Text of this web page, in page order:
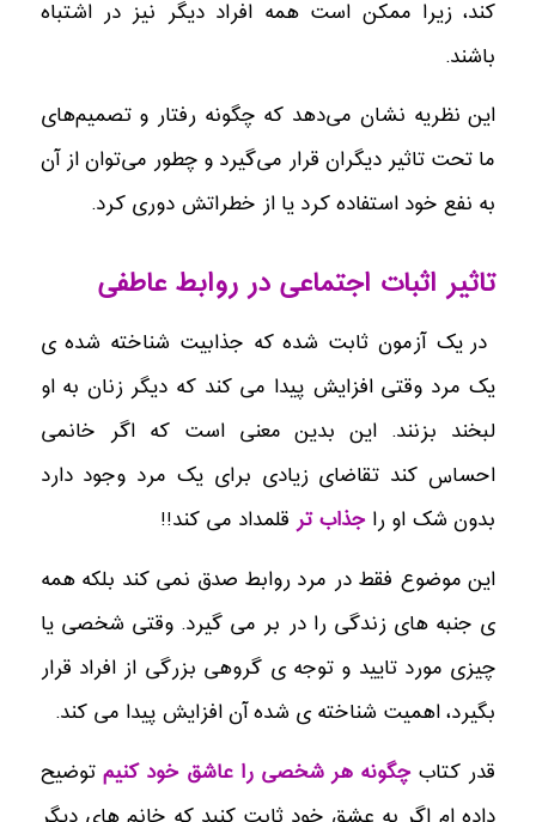
کند، زیرا ممکن است همه افراد دیگر نیز در اشتباه
باشند.
این نظریه نشان می‌دهد که چگونه رفتار و تصمیم‌های
ما تحت تاثیر دیگران قرار می‌گیرد و چطور می‌توان از آن
به نفع خود استفاده کرد یا از خطراتش دوری کرد.
تاثیر اثبات اجتماعی در روابط عاطفی
در یک آزمون ثابت شده که جذابیت شناخته شده ی
یک مرد وقتی افزایش پیدا می کند که دیگر زنان به او
لبخند بزنند. این بدین معنی است که اگر خانمی
احساس کند تقاضای زیادی برای یک مرد وجود دارد
بدون شک او را جذاب ترقلمداد می کند!!
این موضوع فقط در مرد روابط صدق نمی کند بلکه همه
ی جنبه های زندگی را در بر می گیرد. وقتی شخصی یا
چیزی مورد تایید و توجه ی گروهی بزرگی از افراد قرار
بگیرد، اهمیت شناخته ی شده آن افزایش پیدا می کند.
قدر کتابچگونه هر شخصی را عاشق خود کنیم توضیح